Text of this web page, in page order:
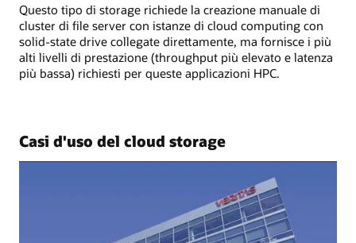
Questo tipo di storage richiede la creazione manuale di
cluster di file server con istanze di cloud computing con
solid-state drive collegate direttamente, ma fornisce i più
alti livelli di prestazione (throughput più elevato e latenza
più bassa) richiesti per queste applicazioni HPC.
Casi d'uso del cloud storage